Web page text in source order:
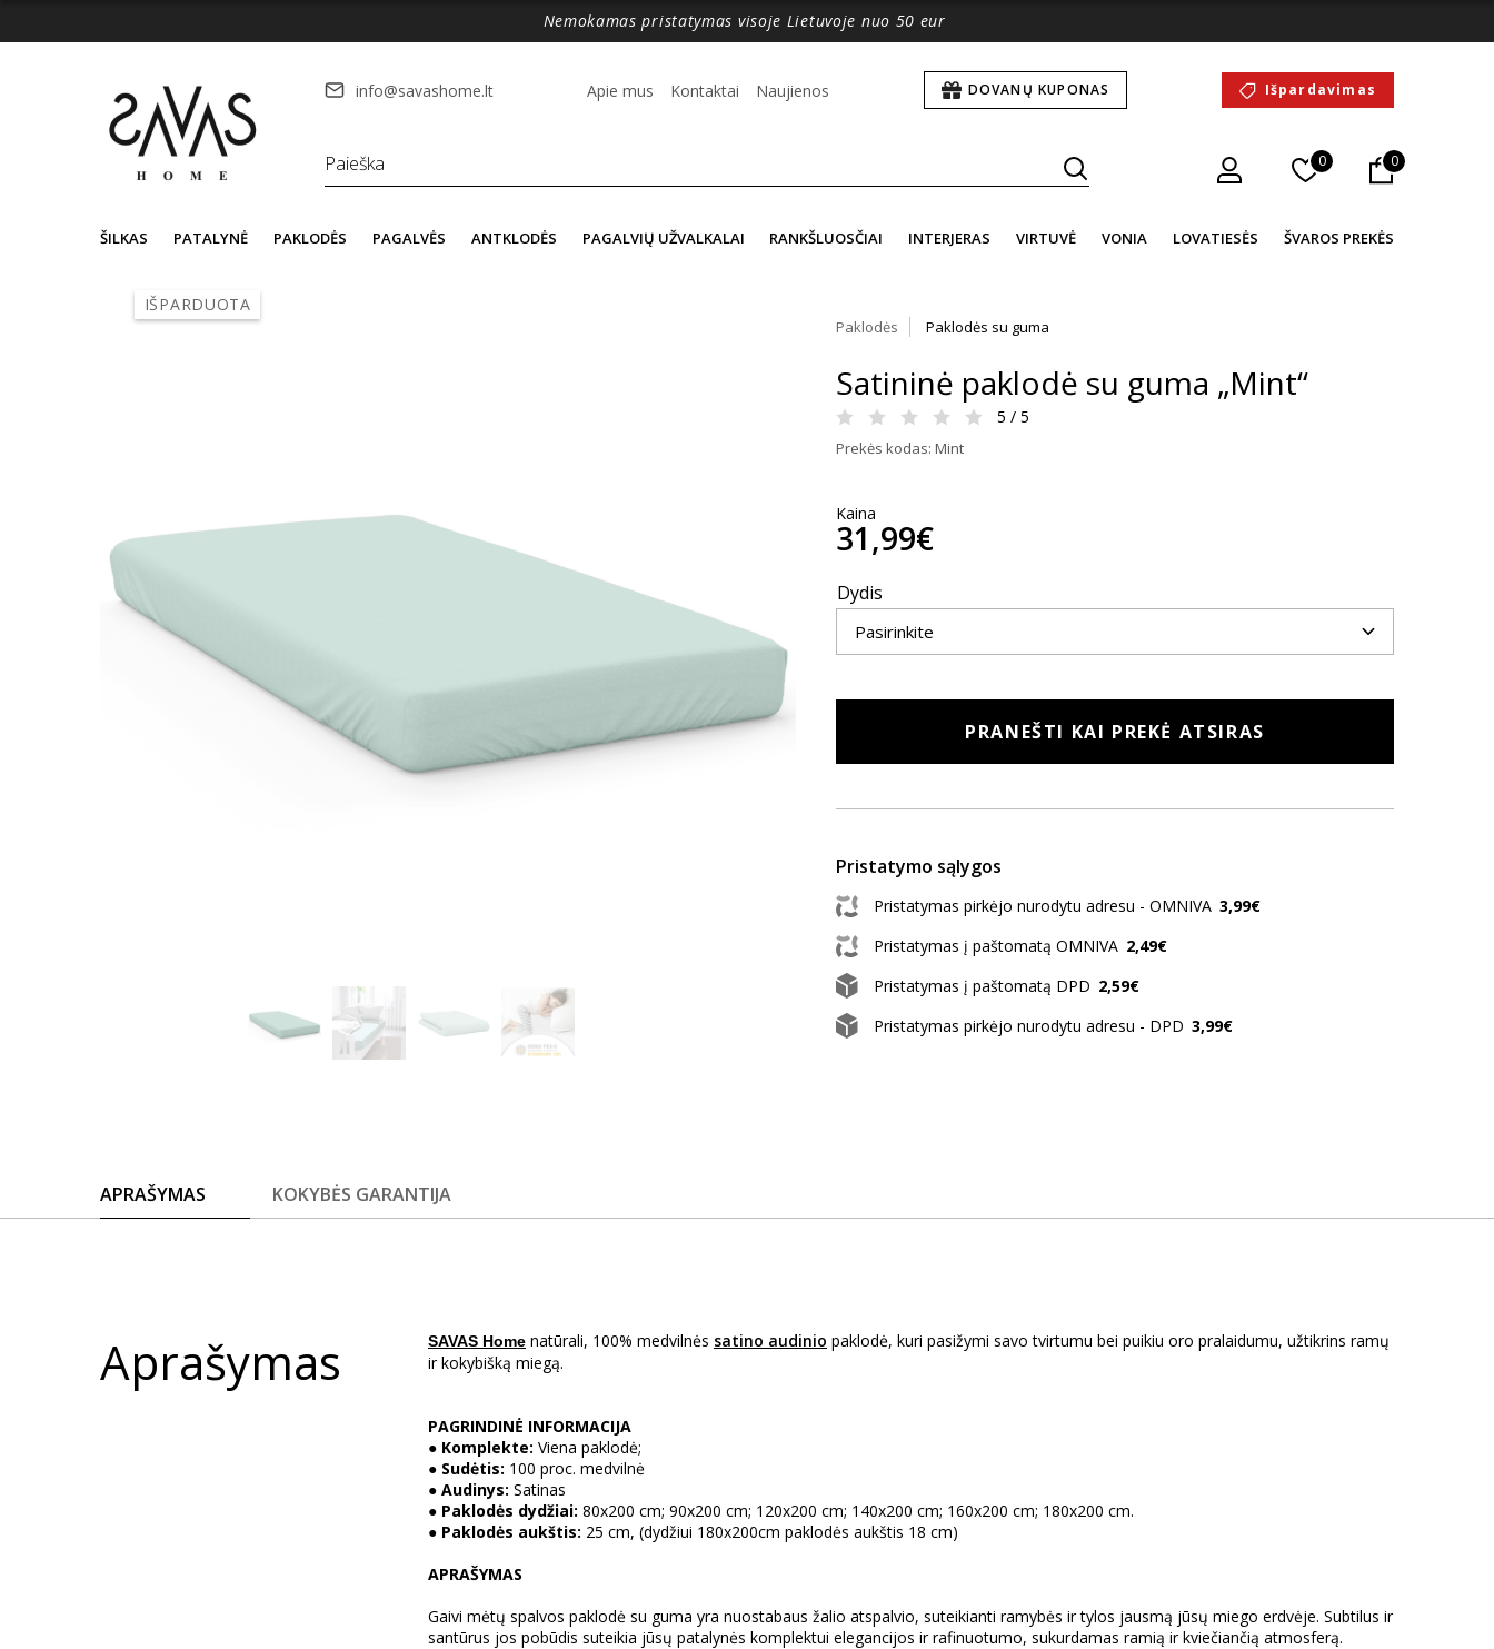
Nemokamas pristatymas visoje Lietuvoje nuo 50 eur
info@savashome.lt Apie mus Kontaktai Naujienos DOVANŲ KUPONAS Išpardavimas
0 0
ŠILKAS PATALYNĖ PAKLODĖS PAGALVĖS ANTKLODĖS PAGALVIŲ UŽVALKALAI RANKŠLUOSČIAI INTERJERAS VIRTUVĖ VONIA LOVATIESĖS ŠVAROS PREKĖS
IŠPARDUOTA
Paklodės Paklodės su guma
Satininė paklodė su guma „Mint“
5 / 5
Prekės kodas: Mint
Kaina
31,99€
Dydis
PRANEŠTI KAI PREKĖ ATSIRAS
Pristatymo sąlygos
Pristatymas pirkėjo nurodytu adresu - OMNIVA 3,99€
Pristatymas į paštomatą OMNIVA 2,49€
Pristatymas į paštomatą DPD 2,59€
Pristatymas pirkėjo nurodytu adresu - DPD 3,99€
APRAŠYMAS KOKYBĖS GARANTIJA
Aprašymas SAVAS Home natūrali, 100% medvilnės satino audinio paklodė, kuri pasižymi savo tvirtumu bei puikiu oro pralaidumu, užtikrins ramų
ir kokybišką miegą.
PAGRINDINĖ INFORMACIJA
● Komplekte: Viena paklodė;
● Sudėtis: 100 proc. medvilnė
● Audinys: Satinas
● Paklodės dydžiai: 80x200 cm; 90x200 cm; 120x200 cm; 140x200 cm; 160x200 cm; 180x200 cm.
● Paklodės aukštis: 25 cm, (dydžiui 180x200cm paklodės aukštis 18 cm)
APRAŠYMAS
Gaivi mėtų spalvos paklodė su guma yra nuostabaus žalio atspalvio, suteikianti ramybės ir tylos jausmą jūsų miego erdvėje. Subtilus ir
santūrus jos pobūdis suteikia jūsų patalynės komplektui elegancijos ir rafinuotumo, sukurdamas ramią ir kviečiančią atmosferą.